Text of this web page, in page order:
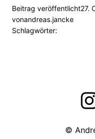
Beitrag veröffentlicht27.
vonandreas.jancke
Schlagwörter:
Zu
©